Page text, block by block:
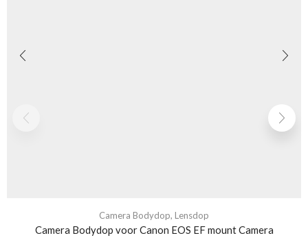
Camera Bodydop, Lensdop
Camera Bodydop voor Canon EOS EF mount Camera